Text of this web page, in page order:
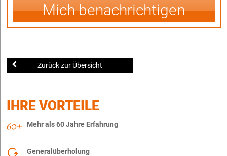
Mich benachrichtigen
Zurück zur Übersicht
IHRE VORTEILE
Mehr als 60 Jahre Erfahrung
Generalüberholung